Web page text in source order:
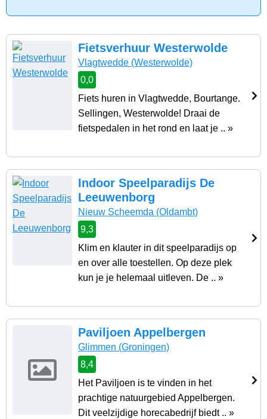
Fietsverhuur Westerwolde
Vlagtwedde (Westerwolde)
0,0
Fiets huren in Vlagtwedde, Bourtange.
Sellingen, Westerwolde! Draai de
fietspedalen in het rond en laat je .. »
Indoor Speelparadijs De
Leeuwenborg
Nieuw Scheemda (Oldambt)
9,3
Klim en klauter in dit speelparadijs op
en over alle toestellen. Op deze plek
kun je je helemaal uitleven. De .. »
Paviljoen Appelbergen
Glimmen (Groningen)
8,4
Het Paviljoen is te vinden in het
prachtige natuurgebied Appelbergen.
Dit veelzijdige horecabedrijf biedt .. »